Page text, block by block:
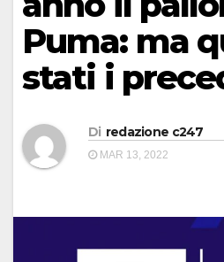
Puma: ma
stati i
Di redazione c247
MAR 13, 2022